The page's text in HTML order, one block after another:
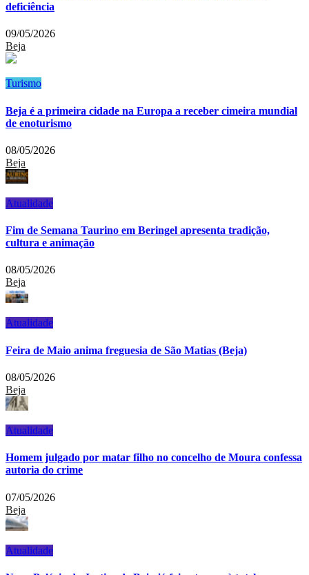
deficiência
09/05/2026
Beja
Turismo
Beja é a primeira cidade na Europa a receber cimeira mundial
de enoturismo
08/05/2026
Beja
Atualidade
Fim de Semana Taurino em Beringel apresenta tradição,
cultura e animação
08/05/2026
Beja
Atualidade
Feira de Maio anima freguesia de São Matias (Beja)
08/05/2026
Beja
Atualidade
Homem julgado por matar filho no concelho de Moura confessa
autoria do crime
07/05/2026
Beja
Atualidade